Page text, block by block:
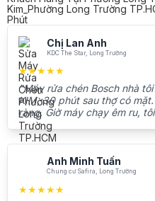
Kim_Phường Long Trường
Phút
Chị Lan Anh
KDC The Star, Long Trường
★★★★★
"Máy rửa chén Bosch nhà
KIM, 30 phút sau thợ có
ràng. Giờ máy chạy êm ru,
Anh Minh Tuấn
Chung cư Safira, Long Trường
★★★★★